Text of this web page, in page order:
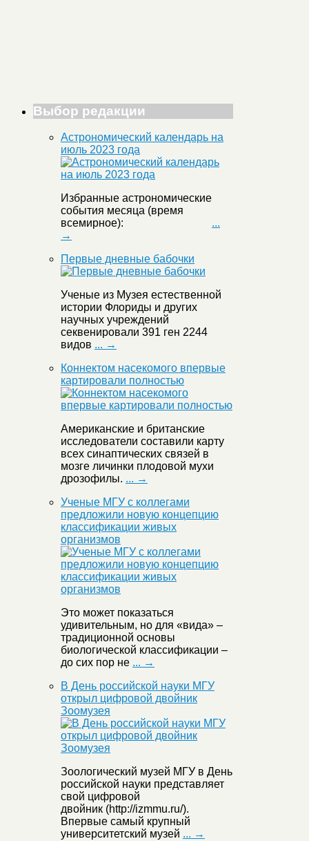
Выбор редакции
Астрономический календарь на
июль 2023 года
Избранные астрономические
события месяца (время
всемирное): ...
→
Первые дневные бабочки
Ученые из Музея естественной
истории Флориды и других
научных учреждений
секвенировали 391 ген 2244
видов ... →
Коннектом насекомого впервые
картировали полностью
Американские и британские
исследователи составили карту
всех синаптических связей в
мозге личинки плодовой мухи
дрозофилы. ... →
Ученые МГУ с коллегами
предложили новую концепцию
классификации живых
организмов
Это может показаться
удивительным, но для «вида» –
традиционной основы
биологической классификации –
до сих пор не ... →
В День российской науки МГУ
открыл цифровой двойник
Зоомузея
Зоологический музей МГУ в День
российской науки представляет
свой цифровой
двойник (http://izmmu.ru/).
Впервые самый крупный
университетский музей ... →